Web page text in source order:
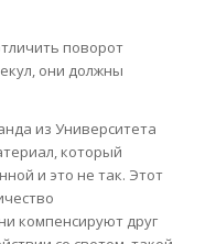
поворот
они должны
из Университета
который
и это не так. Этот
компенсируют друг